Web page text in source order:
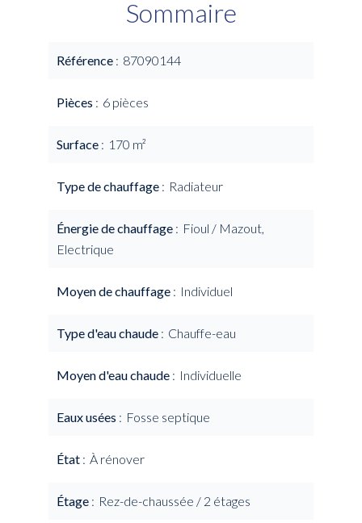
Sommaire
Référence 87090144
Pièces 6 pièces
Surface 170 m²
Type de chauffage Radiateur
Énergie de chauffage
Fioul / Mazout,
Electrique
Moyen de chauffage Individuel
Type d'eau chaude Chauffe-eau
Moyen d'eau chaude Individuelle
Eaux usées Fosse septique
État À rénover
Étage Rez-de-chaussée / 2 étages